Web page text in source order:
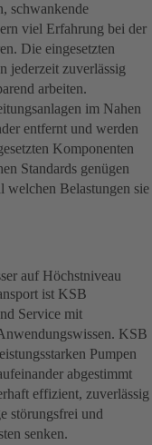
schwankende
viel Erfahrung bei der
Die einge­setzten
jederzeit zuverlässig
arbeiten.
im Nahen
entfernt und werden
Komponenten
Standards genügen
welchen Belastungen sie
auf Höchstniveau
ist KSB
Service mit
KSB
Pumpen
abgestimmt
effizient, zuverlässig
störungsfrei und
senken.